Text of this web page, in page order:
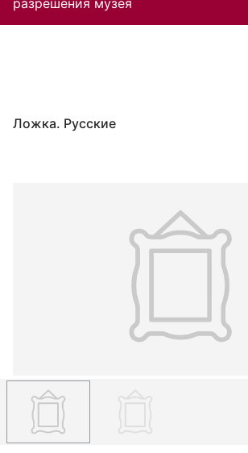
разрешения музея
Ложка. Русские